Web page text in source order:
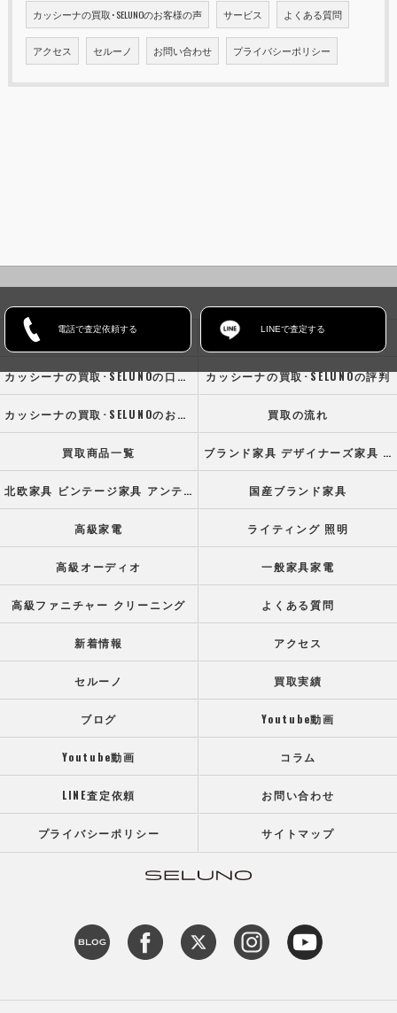
カッシーナの買取･SELUNOのお客様の声 サービス よくある質問
アクセス セルーノ お問い合わせ プライバシーポリシー
電話で査定依頼する LINEで査定する
ホーム コンセプト
カッシーナの買取･SELUNOの口コミ情報 カッシーナの買取･SELUNOの評判
カッシーナの買取･SELUNOのお客様の声 買取の流れ
買取商品一覧 ブランド家具 デザイナーズ家具 高級オフィス家具
北欧家具 ビンテージ家具 アンティーク家具 国産ブランド家具
高級家電 ライティング 照明
高級オーディオ 一般家具家電
高級ファニチャー クリーニング よくある質問
新着情報 アクセス
セルーノ 買取実績
ブログ Youtube動画
Youtube動画 コラム
LINE査定依頼 お問い合わせ
プライバシーポリシー サイトマップ